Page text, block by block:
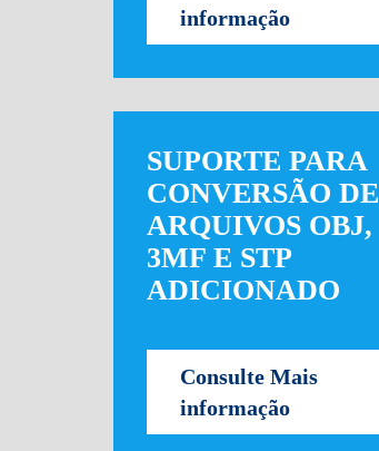
informação
SUPORTE PARA
CONVERSÃO DE
ARQUIVOS OBJ,
3MF E STP
ADICIONADO
Consulte Mais
informação